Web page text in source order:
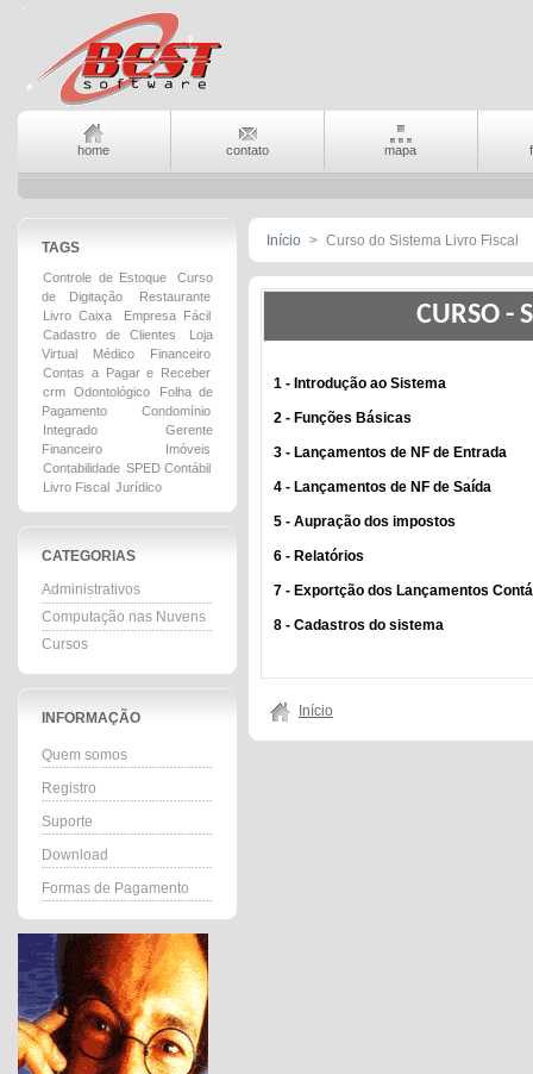
home contato mapa
TAGS
Controle de Estoque
Curso
de Digitação
Restaurante
Livro Caixa
Empresa Fácil
Cadastro de Clientes
Loja
Virtual
Médico
Financeiro
Contas a Pagar e Receber
crm
Odontológico
Folha de
Pagamento
Condomínio
Integrado
Gerente
Financeiro
Imóveis
Contabilidade SPED Contábil
Livro Fiscal Jurídico
CATEGORIAS
Administrativos
Computação nas Nuvens
Cursos
INFORMAÇÃO
Quem somos
Registro
Suporte
Download
Formas de Pagamento
Início > Curso do Sistema Livro Fiscal
CURSO -
1 - Introdução ao Sistema
2 - Funções Básicas
3 - Lançamentos de NF de Entrada
4 - Lançamentos de NF de Saída
5 - Aupração dos impostos
6 - Relatórios
7 - Exportção dos Lançamentos
8 - Cadastros do sistema
Início